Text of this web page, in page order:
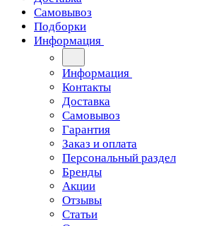
Самовывоз
Подборки
Информация
Информация
Контакты
Доставка
Самовывоз
Гарантия
Заказ и оплата
Персональный раздел
Бренды
Акции
Отзывы
Статьи